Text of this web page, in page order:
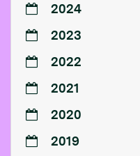
2024
2023
2022
2021
2020
2019